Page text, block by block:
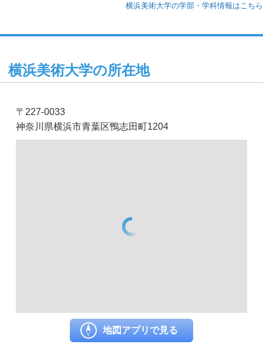
横浜美術大学の学部・学科情報はこちら
横浜美術大学の所在地
〒227-0033
神奈川県横浜市青葉区鴨志田町1204
地図アプリで見る